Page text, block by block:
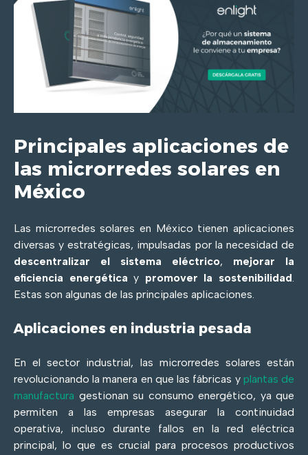
Principales aplicaciones de
las microrredes solares en
México
Las microrredes solares en México tienen aplicaciones
diversas y estratégicas, impulsadas por la necesidad de
descentralizar el sistema eléctrico, mejorar la
eficiencia energética y promover la sostenibilidad.
Estas son algunas de las principales aplicaciones.
Aplicaciones en industria pesada
En el sector industrial, las microrredes solares están
revolucionando la manera en que las fábricas y plantas de
manufactura gestionan su consumo energético, ya que
permiten a las empresas asegurar la continuidad
operativa, incluso durante fallos en la red eléctrica
principal, lo que es crucial para procesos productivos